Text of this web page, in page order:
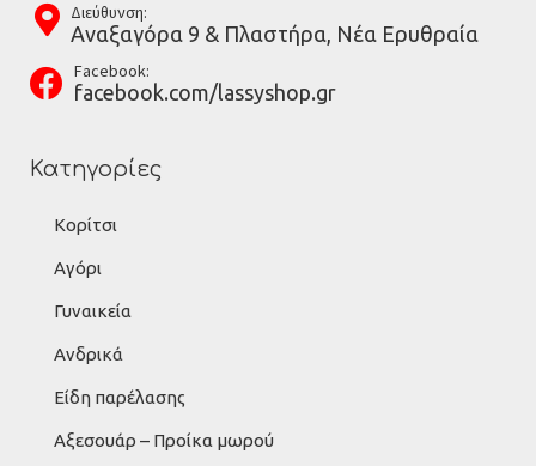
Διεύθυνση:
Αναξαγόρα 9 & Πλαστήρα, Νέα Ερυθραία
Facebook:
facebook.com/lassyshop.gr
Κατηγορίες
Κορίτσι
Αγόρι
Γυναικεία
Ανδρικά
Είδη παρέλασης
Αξεσουάρ – Προίκα μωρού